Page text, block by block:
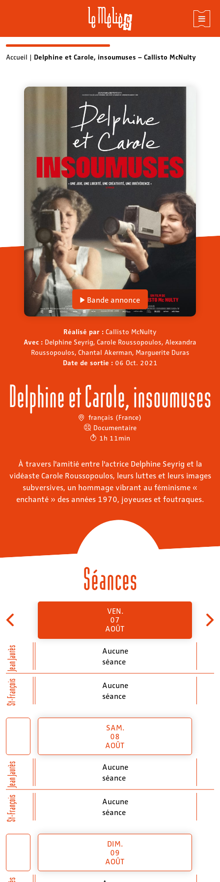
SkipAccueil | Delphine et Carole, insoumuses – Callisto McNulty
Bande annonce
Réalisé par : Callisto McNulty
Avec : Delphine Seyrig, Carole Roussopoulos, Alexandra
Roussopoulos, Chantal Akerman, Marguerite Duras
Date de sortie : 06 Oct. 2021
Delphine et Carole, insoumuses
français (France)
Documentaire
1h 11min
À travers l'amitié entre l'actrice Delphine Seyrig et la
vidéaste Carole Roussopoulos, leurs luttes et leurs images
subversives, un hommage vibrant au féminisme «
enchanté » des années 1970, joyeuses et foutraques.
Séances
Jean Jaurès
St-François
VEN.
07
AOÛT
Aucune
séance
Aucune
séance
Jean Jaurès
St-François
SAM.
08
AOÛT
Aucune
séance
Aucune
séance
DIM.
09
AOÛT